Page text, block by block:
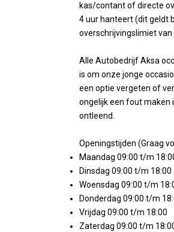
kas/contant of directe
4 uur hanteert (dit geldt
overschrijvingslimiet
Alle Autobedrijf Aksa
is om onze jonge
een optie vergeten of
ongelijk een fout maken
ontleend.
Openingstijden (Graag
Maandag 09:00 t/m
Dinsdag 09:00 t/m 18:00
Woensdag 09:00 t/m
Donderdag 09:00 t/m
Vrijdag 09:00 t/m 18:00
Zaterdag 09:00 t/m